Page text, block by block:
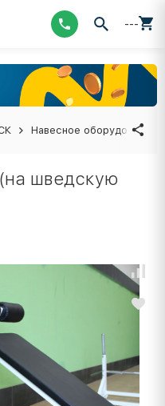
---
Навесное оборудование
шведскую